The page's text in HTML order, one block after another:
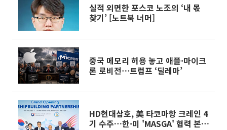
실적 외면한 포스코 노조의 ‘내 몫
찾기’ [노트북 너머]
중국 메모리 허용 놓고 애플·마이크
론 로비전⋯트럼프 ‘딜레마’
HD현대삼호, 美 타코마항 크레인 4
기 수주…한·미 'MASGA' 협력 본